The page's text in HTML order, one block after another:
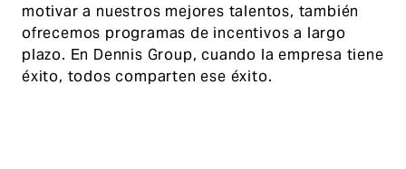
motivar a nuestros mejores talentos, también
ofrecemos programas de incentivos a largo
plazo. En Dennis Group, cuando la empresa tiene
éxito, todos comparten ese éxito.